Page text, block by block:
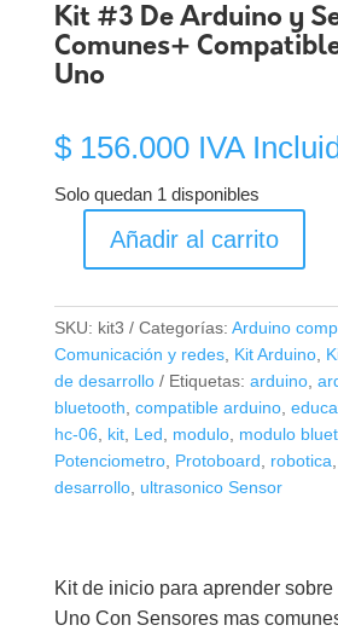
Kit #3 De Arduino y
Comunes+
Uno
$156.000 IVA
Solo quedan 1 disponibles
De
Arduino
y
Sensores
Comunes+
Compatible
Arduino
Añadir al carrito
SKU: kit3 Categorías: Arduino
Comunicación y redes, Kit Arduino,
de desarrollo
Etiquetas: arduino,
bluetooth compatible arduino,
hc-06
kit, Led modulo, modulo
Potenciometro, Protoboard robotica
desarrollo, ultrasonico Sensor
Kit de inicio para aprender
Uno Con Sensores mas